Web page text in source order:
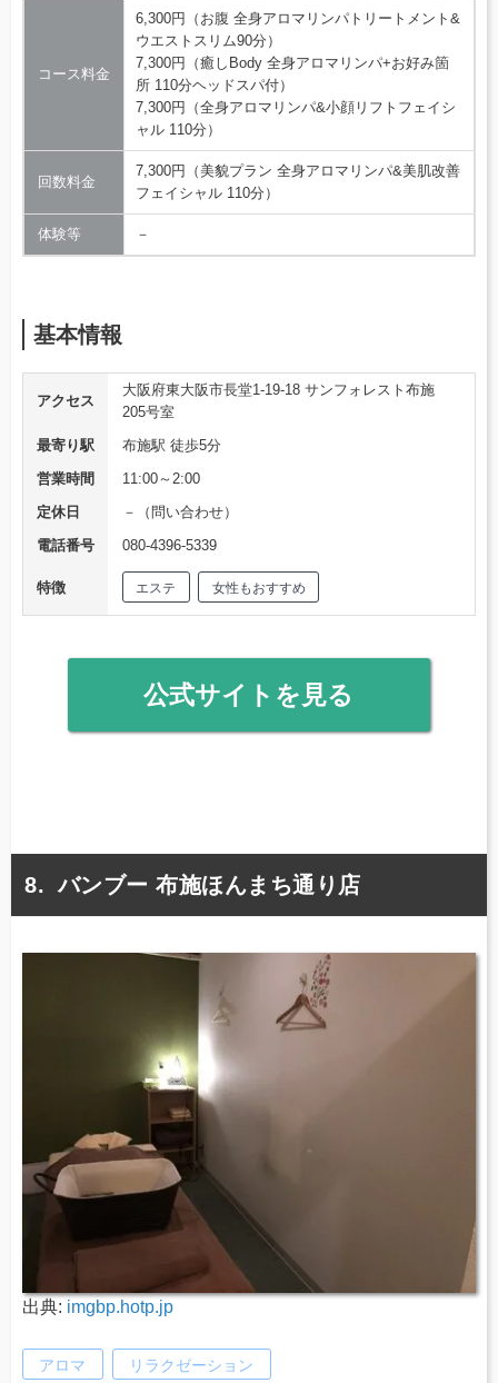
コース料金
6,300円（お腹 全身アロマリンパトリートメント&
ウエストスリム90分）
7,300円（癒しBody 全身アロマリンパ+お好み箇
所 110分ヘッドスパ付）
7,300円（全身アロマリンパ&小顔リフトフェイシ
ャル 110分）
回数料金
7,300円（美貌プラン 全身アロマリンパ&美肌改善
フェイシャル 110分）
体験等 －
基本情報
アクセス
大阪府東大阪市長堂1-19-18 サンフォレスト布施
205号室
最寄り駅
布施駅 徒歩5分
営業時間
11:00～2:00
定休日
－（問い合わせ）
電話番号
080-4396-5339
特徴 エステ 女性もおすすめ
公式サイトを見る
バンブー 布施ほんまち通り店
出典: imgbp.hotp.jp
アロマ リラクゼーション